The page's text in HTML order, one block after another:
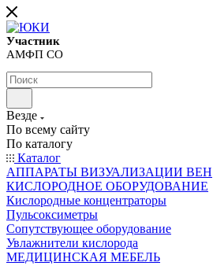
Участник
АМФП СО
Везде
По всему сайту
По каталогу
Каталог
АППАРАТЫ ВИЗУАЛИЗАЦИИ ВЕН
КИСЛОРОДНОЕ ОБОРУДОВАНИЕ
Кислородные концентраторы
Пульсоксиметры
Сопутствующее оборудование
Увлажнители кислорода
МЕДИЦИНСКАЯ МЕБЕЛЬ